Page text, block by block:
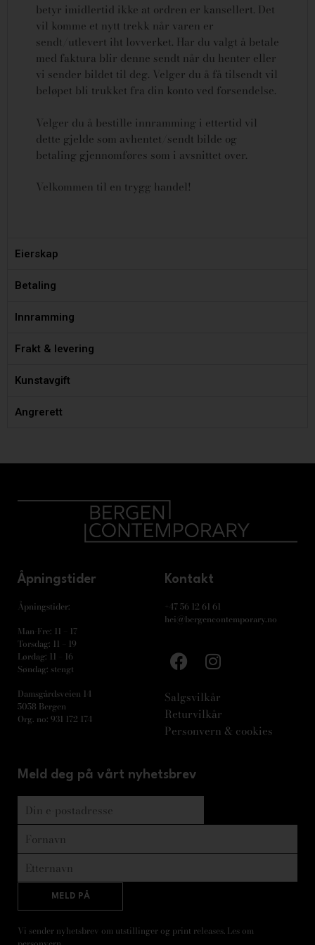
betyr imidlertid ikke at ordren er kansellert. Det
vil komme et nytt trekk når varen er
sendt/utlevert iht lovverket. Har du valgt å betale
med faktura blir denne sendt når du henter eller
vi sender bildet til deg. Velger du å få tilsendt vil
beløpet bli trukket fra din konto ved forsendelse.
Velger du å bestille innramming i ettertid vil
dette gjelde som avhentet/sendt bilde og
betaling gjennomføres som i avsnittet over.
Velkommen til en trygg handel!
Eierskap
Betaling
Innramming
Frakt & levering
Kunstavgift
Angrerett
Åpningstider
Åpningstider:
Man-Fre: 11 – 17
Torsdag: 11 – 19
Lørdag: 11 – 16
Søndag: stengt
Damsgårdsveien 14
5058 Bergen
Org. no: 931 172 174
Kontakt
+47 56 12 61 61
hei@bergencontemporary.no
Salgsvilkår
Returvilkår
Personvern & cookies
Meld deg på vårt nyhetsbrev
MELD PÅ
Vi sender nyhetsbrev om utstillinger og print releases. Les om